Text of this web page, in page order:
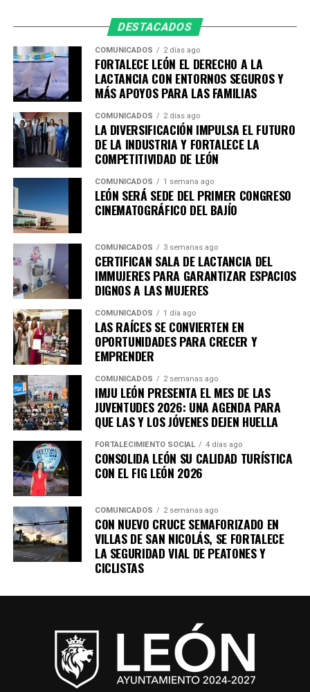
registra 531 millones de dólares en inversiones
internacional, que representan más de 10 mil empleos
comprometidos, oportunidades que fortalecen la
economía de las familias y consolidan al municipio como
un destino competitivo para el desarrollo de nuevos
La ANIVIP agrupa a fabricantes de elementos
prefabricados de concreto, proveedores, fabricantes de
insumos y empresas especializadas en maquinaria y
tecnología para la construcción.
Héctor Rodríguez Velázquez resaltó que uno de los
principales propósitos del encuentro es compartir
experiencias y mejores prácticas que permitan
profesionalizar y fortalecer los sistemas de
construcción en México.
“Lo que nos une son esas ganas de formalizar la
construcción, sabemos que la construcción tiene
muchas aristas y aquí lo que buscamos es
formalizar, compartir las mejores prácticas que
tenemos en las empresas”, explicó.
El encuentro cobra relevancia este año, ya que el
Gobierno Municipal contempla 568 obras y acciones,
con una inversión superior a los 4 mil 174 millones de
pesos, lo que genera un entorno favorable para el
desarrollo de la industria de la construcción y de las
cadenas productivas relacionadas.
Con diálogo permanente, infraestructura, talento y
condiciones para invertir, la presente administración
continúa haciendo equipo con el sector productivo para
que León sea una ciudad donde las empresas encuentren
DESTACADOS
COMUNICADOS 2 días ago
FORTALECE LEÓN EL DERECHO A LA
LACTANCIA CON ENTORNOS SEGUROS Y
MÁS APOYOS PARA LAS FAMILIAS
COMUNICADOS 2 días ago
LA DIVERSIFICACIÓN IMPULSA EL FUTURO
DE LA INDUSTRIA Y FORTALECE LA
COMPETITIVIDAD DE LEÓN
COMUNICADOS 1 semana ago
LEÓN SERÁ SEDE DEL PRIMER CONGRESO
CINEMATOGRÁFICO DEL BAJÍO
COMUNICADOS 3 semanas ago
CERTIFICAN SALA DE LACTANCIA DEL
IMMUJERES PARA GARANTIZAR ESPACIOS
DIGNOS A LAS MUJERES
COMUNICADOS 1 día ago
LAS RAÍCES SE CONVIERTEN EN
OPORTUNIDADES PARA CRECER Y
EMPRENDER
COMUNICADOS 2 semanas ago
IMJU LEÓN PRESENTA EL MES DE LAS
JUVENTUDES 2026: UNA AGENDA PARA
QUE LAS Y LOS JÓVENES DEJEN HUELLA
FORTALECIMIENTO SOCIAL 4 días ago
CONSOLIDA LEÓN SU CALIDAD TURÍSTICA
CON EL FIG LEÓN 2026
COMUNICADOS 2 semanas ago
CON NUEVO CRUCE SEMAFORIZADO EN
VILLAS DE SAN NICOLÁS, SE FORTALECE
LA SEGURIDAD VIAL DE PEATONES Y
CICLISTAS